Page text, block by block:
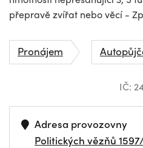
přepravě zvířat nebo věcí -
Pronájem
IČ:
Adresa provozovny
Politických vězňů 1597/